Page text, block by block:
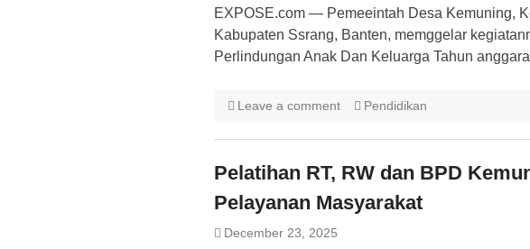
EXPOSE.com — Pemeeintah Desa Kemuning,
Kabupaten Ssrang, Banten, memggelar
Perlindungan Anak Dan Keluarga Tahun
Leave a comment Pendidikan
Pelatihan RT, RW dan BPD
Pelayanan Masyarakat
December 23, 2025